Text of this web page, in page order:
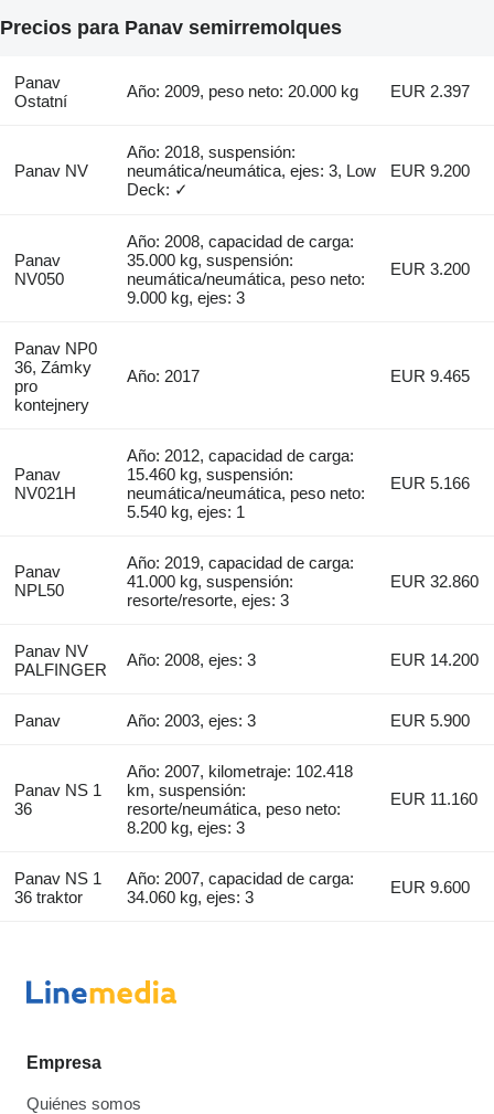
Precios para Panav semirremolques
Panav
Ostatní
Año: 2009, peso neto: 20.000 kg EUR 2.397
Panav NV
Año: 2018, suspensión:
neumática/neumática, ejes: 3, Low
Deck: ✓
EUR 9.200
Panav
NV050
Año: 2008, capacidad de carga:
35.000 kg, suspensión:
neumática/neumática, peso neto:
9.000 kg, ejes: 3
EUR 3.200
Panav NP0
36, Zámky
pro
kontejnery
Año: 2017 EUR 9.465
Panav
NV021H
Año: 2012, capacidad de carga:
15.460 kg, suspensión:
neumática/neumática, peso neto:
5.540 kg, ejes: 1
EUR 5.166
Panav
NPL50
Año: 2019, capacidad de carga:
41.000 kg, suspensión:
resorte/resorte, ejes: 3
EUR 32.860
Panav NV
PALFINGER
Año: 2008, ejes: 3 EUR 14.200
Panav Año: 2003, ejes: 3 EUR 5.900
Panav NS 1
36
Año: 2007, kilometraje: 102.418
km, suspensión:
resorte/neumática, peso neto:
8.200 kg, ejes: 3
EUR 11.160
Panav NS 1
36 traktor
Año: 2007, capacidad de carga:
34.060 kg, ejes: 3
EUR 9.600
Empresa
Quiénes somos